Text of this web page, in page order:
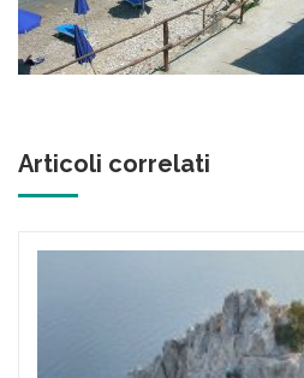
Articoli correlati